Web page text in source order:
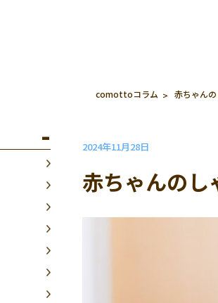
comottoコラム 赤ちゃん
2024年11月28日
赤ちゃんのし